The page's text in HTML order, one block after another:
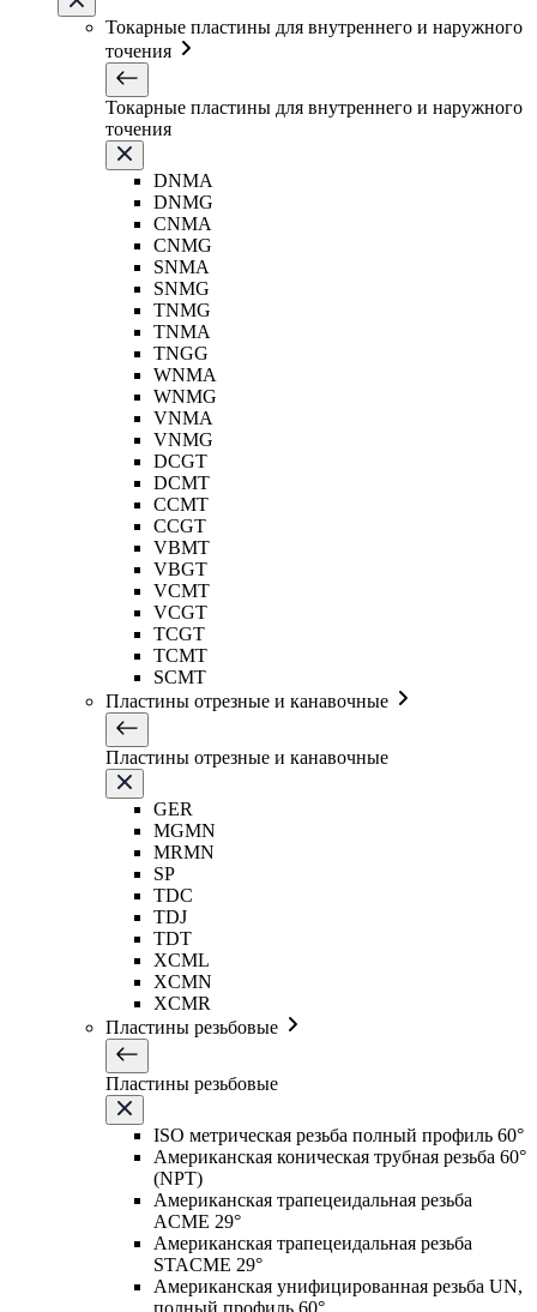
Токарные пластины для внутреннего и наружного
точения
Токарные пластины для внутреннего и наружного
точения
DNMA
DNMG
CNMA
CNMG
SNMA
SNMG
TNMG
TNMA
TNGG
WNMA
WNMG
VNMA
VNMG
DCGT
DCMT
CCMT
CCGT
VBMT
VBGT
VCMT
VCGT
TCGT
TCMT
SCMT
Пластины отрезные и канавочные
Пластины отрезные и канавочные
GER
MGMN
MRMN
SP
TDC
TDJ
TDT
XCML
XCMN
XCMR
Пластины резьбовые
Пластины резьбовые
ISO метрическая резьба полный профиль 60°
Американская коническая трубная резьба 60°
(NPT)
Американская трапецеидальная резьба
ACME 29°
Американская трапецеидальная резьба
STACME 29°
Американская унифицированная резьба UN,
полный профиль 60°